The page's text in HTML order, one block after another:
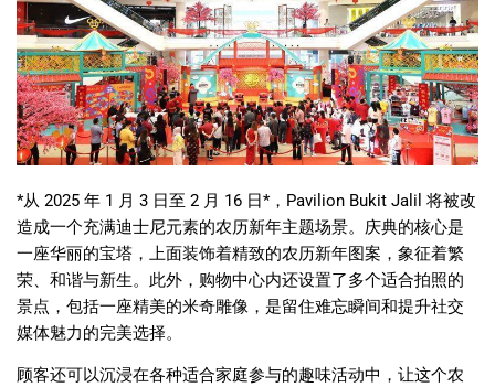
*从 2025 年 1 月 3 日至 2 月 16 日*， Pavilion Bukit Jalil 将被改
造成一个充满迪士尼元素的农历新年主题场景。庆典的核心是
一座华丽的宝塔，上面装饰着精致的农历新年图案，象征着繁
荣、和谐与新生。此外，购物中心内还设置了多个适合拍照的
景点，包括一座精美的米奇雕像，是留住难忘瞬间和提升社交
媒体魅力的完美选择。
顾客还可以沉浸在各种适合家庭参与的趣味活动中，让这个农